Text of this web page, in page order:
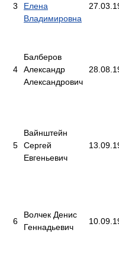
3
Елена
Владимировна
4
Балберов
Александр
Александрович
5
Вайнштейн
Сергей
Евгеньевич
6
Волчек Денис
Геннадьевич